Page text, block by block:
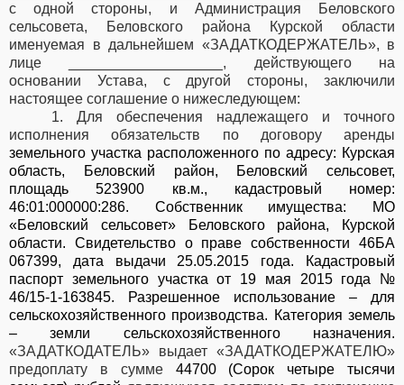
с одной стороны, и Администрация Беловского
сельсовета, Беловского района Курской области
именуемая в дальнейшем «ЗАДАТКОДЕРЖАТЕЛЬ», в
лице ___________________, действующего на
основании Устава, с другой стороны, заключили
настоящее соглашение о нижеследующем:
1. Для обеспечения надлежащего и точного
исполнения обязательств по договору аренды
земельного участка расположенного по адресу: Курская
область, Беловский район, Беловский сельсовет,
площадь 523900 кв.м., кадастровый номер:
46:01:000000:286. Собственник имущества: МО
«Беловский сельсовет» Беловского района, Курской
области. Свидетельство о праве собственности 46БА
067399, дата выдачи 25.05.2015 года. Кадастровый
паспорт земельного участка от 19 мая 2015 года №
46/15-1-163845. Разрешенное использование – для
сельскохозяйственного производства. Категория земель
– земли сельскохозяйственного назначения.
«ЗАДАТКОДАТЕЛЬ» выдает «ЗАДАТКОДЕРЖАТЕЛЮ»
предоплату в сумме 44700 (Сорок четыре тысячи